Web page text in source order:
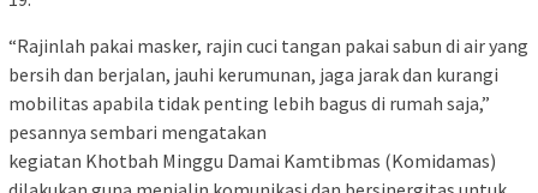
“Rajinlah pakai masker, rajin cuci tangan pakai sabun di air yang
bersih dan berjalan, jauhi kerumunan, jaga jarak dan kurangi
mobilitas apabila tidak penting lebih bagus di rumah saja,”
pesannya sembari mengatakan
kegiatan Khotbah Minggu Damai Kamtibmas (Komidamas)